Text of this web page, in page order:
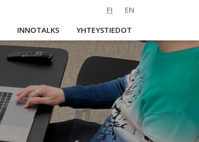
FI
EN
INNOTALKS YHTEYSTIEDOT